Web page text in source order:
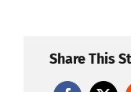
Share This